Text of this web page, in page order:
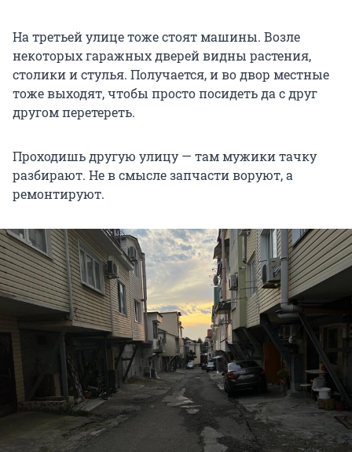
На третьей улице тоже стоят машины. Возле
некоторых гаражных дверей видны растения,
столики и стулья. Получается, и во двор местные
тоже выходят, чтобы просто посидеть да с друг
другом перетереть.
Проходишь другую улицу — там мужики тачку
разбирают. Не в смысле запчасти воруют, а
ремонтируют.